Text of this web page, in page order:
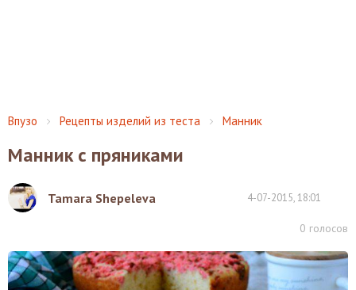
Впузо Рецепты изделий из теста Манник
Манник с пряниками
Tamara Shepeleva 4-07-2015, 18:01
0 голосов